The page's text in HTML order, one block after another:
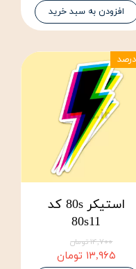
افزودن به سبد خرید
استیکر 80s کد
80s11
۱۴,۷۰۰ تومان
۱۳,۹۶۵ تومان